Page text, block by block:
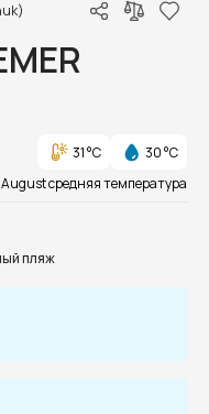
31 °C
30 °C
August средняя температура
пляж